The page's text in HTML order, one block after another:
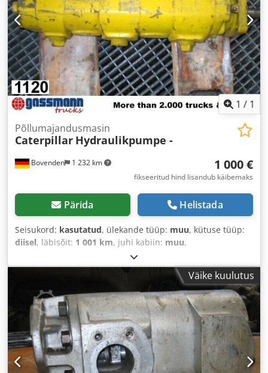
1 / 1
Bovenden 1 232 km
Põllumajandusmasin
Caterpillar Hydraulikpumpe -
1 000 €
fikseeritud hind lisandub käibemaks
Pärida Helistada
Seisukord: kasutatud, ülekande tüüp: muu, kütuse tüüp:
diisel, läbisõit: 1 001 km, juhi kabiin: muu,
Väike kuulutus